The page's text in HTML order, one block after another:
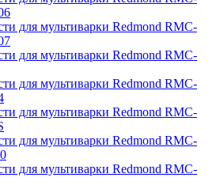
для мультиварки Redmond RMC-
для мультиварки Redmond RMC-
для мультиварки Redmond RMC-
для мультиварки Redmond RMC-
для мультиварки Redmond RMC-
для мультиварки Redmond RMC-